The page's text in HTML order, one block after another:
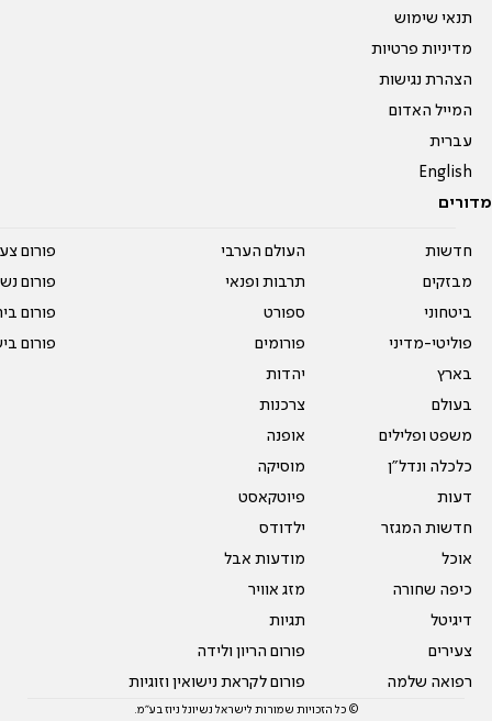
תנאי שימוש
מדיניות פרטיות
הצהרת נגישות
המייל האדום
עברית
English
מדורים
חדשות
מבזקים
ביטחוני
פוליטי-מדיני
בארץ
בעולם
משפט ופלילים
כלכלה ונדל"ן
דעות
חדשות המגזר
אוכל
כיפה שחורה
דיגיטל
צעירים
רפואה שלמה
העולם הערבי
תרבות ופנאי
ספורט
פורומים
יהדות
צרכנות
אופנה
מוסיקה
פיוטקאסט
ילדודס
מודעות אבל
מזג אוויר
תגיות
פורום הריון ולידה
פורום לקראת נישואין וזוגיות
פורום
פורום
פורום
פורום
© כל הזכויות שמורות לישראל נשיונל ניוז בע"מ.